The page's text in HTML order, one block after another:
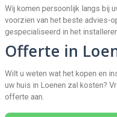
Wij komen persoonlijk langs bij
voorzien van het beste advies-
gespecialiseerd in het installeren
Offerte in
Wilt u weten wat het kopen en
uw huis in Loenen zal kosten?
offerte aan.